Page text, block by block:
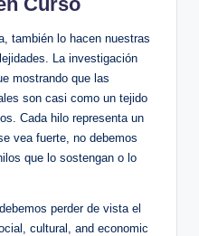
también lo hacen nuestras
La investigación
mostrando que las
son casi como un tejido
Cada hilo representa un
vea fuerte, no debemos
que lo sostengan o lo
perder de vista el
cultural, and economic